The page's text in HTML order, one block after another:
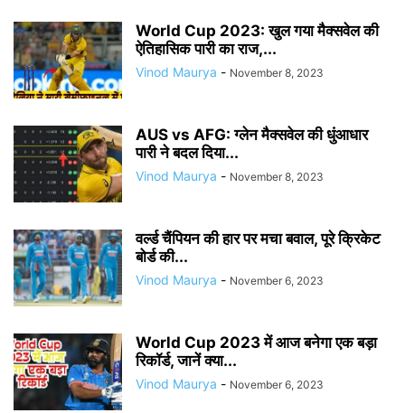
World Cup 2023: खुल गया मैक्सवेल की
ऐतिहासिक पारी का राज,...
Vinod Maurya - November 8, 2023
AUS vs AFG: ग्लेन मैक्सवेल की धुंआधार
पारी ने बदल दिया...
Vinod Maurya - November 8, 2023
वर्ल्ड चैंपियन की हार पर मचा बवाल, पूरे क्रिकेट
बोर्ड की...
Vinod Maurya - November 6, 2023
World Cup 2023 में आज बनेगा एक बड़ा
रिकॉर्ड, जानें क्‍या...
Vinod Maurya - November 6, 2023